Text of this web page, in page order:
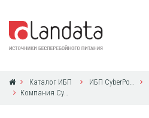
Каталог ИБП ИБП CyberPower
Компания CyberPower представила внешние механические байпасы